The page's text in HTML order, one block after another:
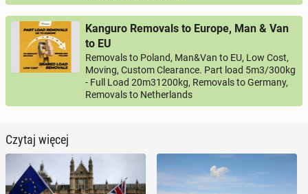
Kanguro Removals to Europe, Man & Van
to EU
Removals to Poland, Man&Van to EU, Low Cost,
Moving, Custom Clearance. Part load 5m3/300kg
- Full Load 20m31200kg, Removals to Germany,
Removals to Netherlands
Czytaj więcej